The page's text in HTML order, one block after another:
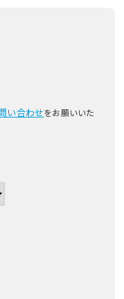
い合わせをお願いいた